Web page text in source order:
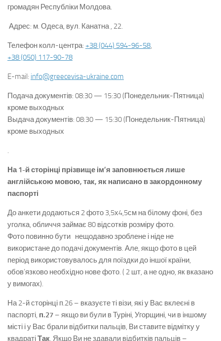
громадян Республіки Молдова.
Адрес: м. Одеса, вул. Канатна , 22.
Телефон колл-центра: +38 (044) 594-96-58,
+38 (050) 117-90-78
E-mail: info@greecevisa-ukraine.com
Подача документів: 08:30 — 15:30 (Понедельник-Пятница)
кроме выходных
Выдача документів: 08:30 — 15:30 (Понедельник-Пятница)
кроме выходных
.
На 1-й сторінці прізвище ім’я заповнюється лише
англійською мовою, так, як написано в закордонному
паспорті
До анкети додаються 2 фото 3,5х4,5см на білому фоні, без
уголка, обличчя займає 80 відсотків розміру фото.
Фото повинно бути нещодавно зроблене і ніде не
використане до подачі документів. Але, якщо фото в цей
період використовувалось для поїздки до іншої країни,
обов’язково необхідно нове фото. ( 2 шт, а не одно, як вказано
у вимогах).
На 2-й сторінці п.26 – вказуєте ті візи, які у Вас вклеєні в
паспорті, п.27 – якщо ви були в Туріні, Угорщині, чи в іншому
місті і у Вас брали відбитки пальців, Ви ставите відмітку у
квадратіТак. Якщо Ви не здавали відбитків пальців –